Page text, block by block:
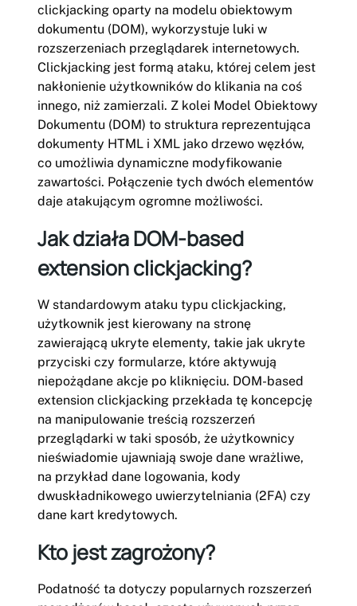
clickjacking oparty na modelu obiektowym
dokumentu (DOM), wykorzystuje luki w
rozszerzeniach przeglądarek internetowych.
Clickjacking jest formą ataku, której celem jest
nakłonienie użytkowników do klikania na coś
innego, niż zamierzali. Z kolei Model Obiektowy
Dokumentu (DOM) to struktura reprezentująca
dokumenty HTML i XML jako drzewo węzłów,
co umożliwia dynamiczne modyfikowanie
zawartości. Połączenie tych dwóch elementów
daje atakującym ogromne możliwości.
Jak działa DOM-based
extension clickjacking?
W standardowym ataku typu clickjacking,
użytkownik jest kierowany na stronę
zawierającą ukryte elementy, takie jak ukryte
przyciski czy formularze, które aktywują
niepożądane akcje po kliknięciu. DOM-based
extension clickjacking przekłada tę koncepcję
na manipulowanie treścią rozszerzeń
przeglądarki w taki sposób, że użytkownicy
nieświadomie ujawniają swoje dane wrażliwe,
na przykład dane logowania, kody
dwuskładnikowego uwierzytelniania (2FA) czy
dane kart kredytowych.
Kto jest zagrożony?
Podatność ta dotyczy popularnych rozszerzeń